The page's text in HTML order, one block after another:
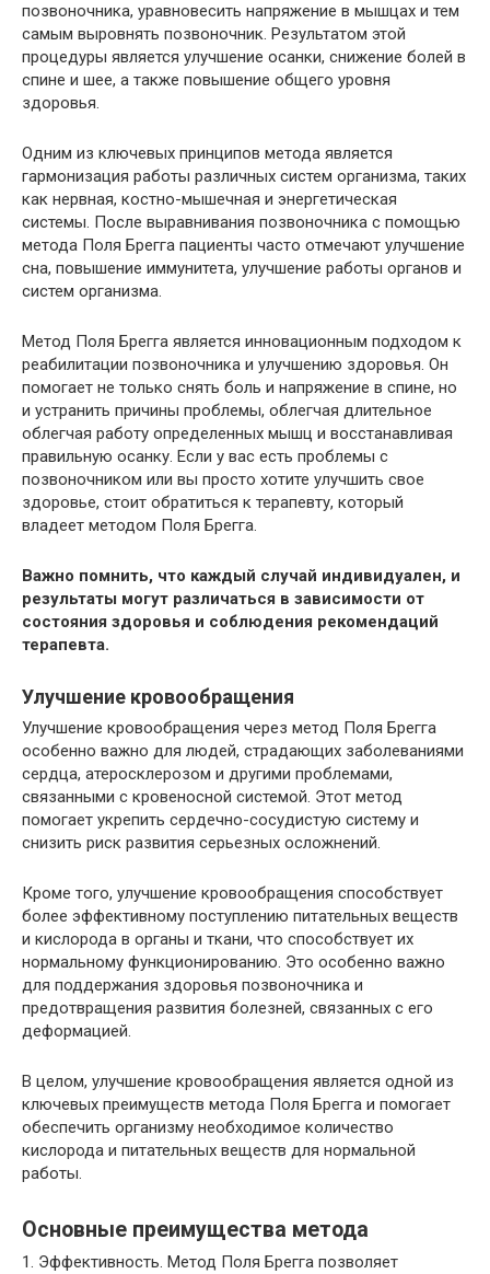
позвоночника, уравновесить напряжение в мышцах и тем
самым выровнять позвоночник. Результатом этой
процедуры является улучшение осанки, снижение болей в
спине и шее, а также повышение общего уровня
здоровья.
Одним из ключевых принципов метода является
гармонизация работы различных систем организма, таких
как нервная, костно-мышечная и энергетическая
системы. После выравнивания позвоночника с помощью
метода Поля Брегга пациенты часто отмечают улучшение
сна, повышение иммунитета, улучшение работы органов и
систем организма.
Метод Поля Брегга является инновационным подходом к
реабилитации позвоночника и улучшению здоровья. Он
помогает не только снять боль и напряжение в спине, но
и устранить причины проблемы, облегчая длительное
облегчая работу определенных мышц и восстанавливая
правильную осанку. Если у вас есть проблемы с
позвоночником или вы просто хотите улучшить свое
здоровье, стоит обратиться к терапевту, который
владеет методом Поля Брегга.
Важно помнить, что каждый случай индивидуален, и
результаты могут различаться в зависимости от
состояния здоровья и соблюдения рекомендаций
терапевта.
Улучшение кровообращения
Улучшение кровообращения через метод Поля Брегга
особенно важно для людей, страдающих заболеваниями
сердца, атеросклерозом и другими проблемами,
связанными с кровеносной системой. Этот метод
помогает укрепить сердечно-сосудистую систему и
снизить риск развития серьезных осложнений.
Кроме того, улучшение кровообращения способствует
более эффективному поступлению питательных веществ
и кислорода в органы и ткани, что способствует их
нормальному функционированию. Это особенно важно
для поддержания здоровья позвоночника и
предотвращения развития болезней, связанных с его
деформацией.
В целом, улучшение кровообращения является одной из
ключевых преимуществ метода Поля Брегга и помогает
обеспечить организму необходимое количество
кислорода и питательных веществ для нормальной
работы.
Основные преимущества метода
1. Эффективность. Метод Поля Брегга позволяет